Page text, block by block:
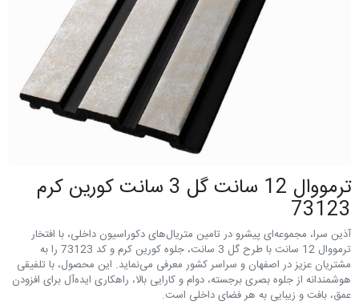
ترمووال 12 سانت گل 3 سانت کورين کرم
73123
آذین سرا، مجموعه‌ای پیشرو در تامین متریال‌های دکوراسیون داخلی، با افتخار
ترمووال 12 سانت با طرح گل 3 سانت، جلوه کورین کرم و کد 73123 را به
مشتریان عزیز در اصفهان و سراسر کشور معرفی می‌نماید. این محصول، با تلفیقی
هوشمندانه از جلوه بصری برجسته، دوام و کارایی بالا، راهکاری ایده‌آل برای افزودن
عمق، بافت و زیبایی به هر فضای داخلی است.